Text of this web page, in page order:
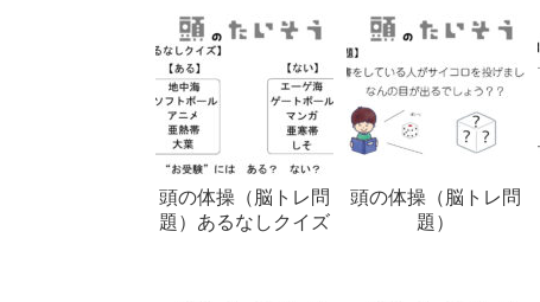
頭の体操（脳トレ問
題）あるなしクイズ
頭の体操（脳トレ問
題）